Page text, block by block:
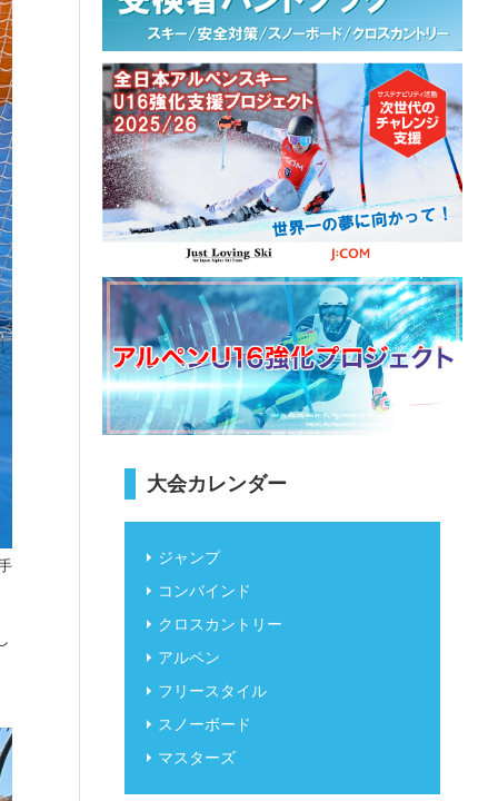
大会カレンダー
ジャンプ
コンバインド
クロスカントリー
アルペン
フリースタイル
スノーボード
マスターズ